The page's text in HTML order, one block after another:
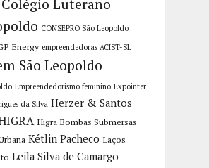
Colégio Luterano
CONSEPRO São Leopoldo
Energy empreendedoras ACIST-SL
São Leopoldo
Empreendedorismo feminino Expointer
da Silva Herzer & Santos
Higra Bombas Submersas
Kétlin Pacheco Laços
Leila Silva de Camargo